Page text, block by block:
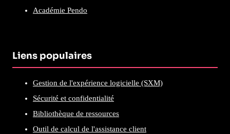
Académie Pendo
Liens populaires
Gestion de l'expérience logicielle (SXM)
Sécurité et confidentialité
Bibliothèque de ressources
Outil de calcul de l'assistance client